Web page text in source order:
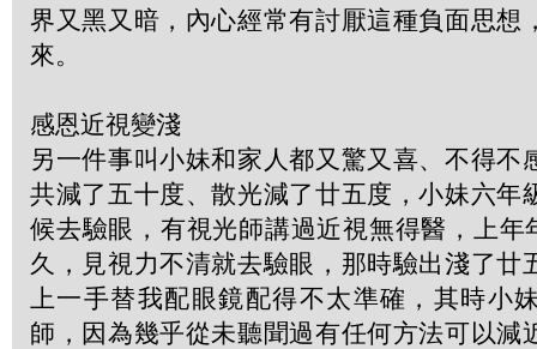
界又黑又暗，內心經常有討厭這種負面思想
來。
感恩近視變淺
另一件事叫小妹和家人都又驚又喜、不得不
共減了五十度、散光減了廿五度，小妹六年
候去驗眼，有視光師講過近視無得醫，上年
久，見視力不清就去驗眼，那時驗出淺了廿
上一手替我配眼鏡配得不太準確，其時小
師，因為幾乎從未聽聞過有任何方法可以減